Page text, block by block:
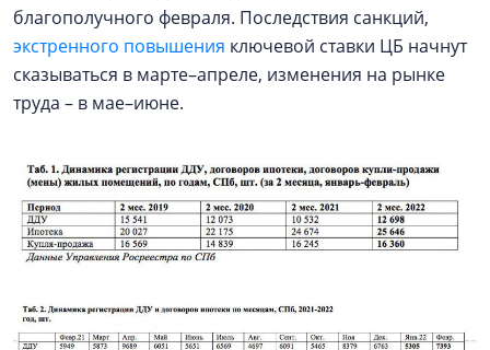
благополучного февраля. Последствия санкций,
экстренного повышения ключевой ставки ЦБ начнут
сказываться в марте–апреле, изменения на рынке
труда – в мае–июне.